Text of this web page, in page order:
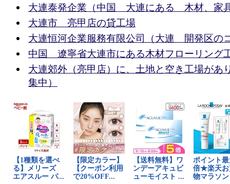
大連泰発企業（中国 大連にある 木材、家
大連市 亮甲店の貸工場
大連恒河企業服務有限公司（大連 開発区の
中国 遼寧省大連市にある木材フローリング
大連郊外（亮甲店）に、土地と空き工場があ
集中）